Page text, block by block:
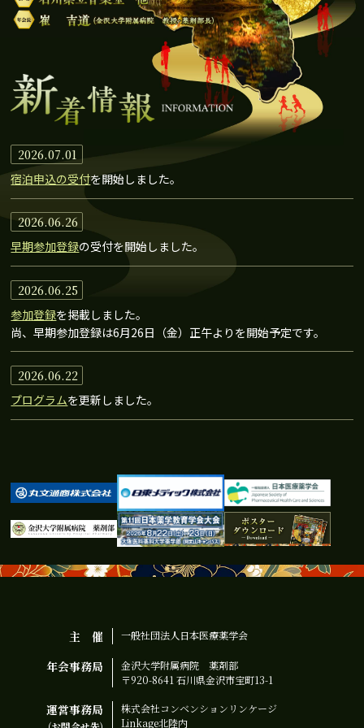
2026.07.01
宿泊申込の受付を開始しました。
2026.06.26
早期参加登録の受付を開始しました。
2026.06.25
参加登録を掲載しました。
尚、早期参加登録は6月26日（金）正午よりを開始予定です。
2026.06.22
プログラムを更新しました。
一般演題応募を開始しました。
2026.01.13
2025.11.13
ホームページを公開しました。
主 催 一般社団法人日本医療薬学会
年会事務局
金沢大学附属病院 薬剤部
〒920-8641 石川県金沢市宝町13-1
運営事務局
株式会社コンベンションリンケージ
Linkage北陸内